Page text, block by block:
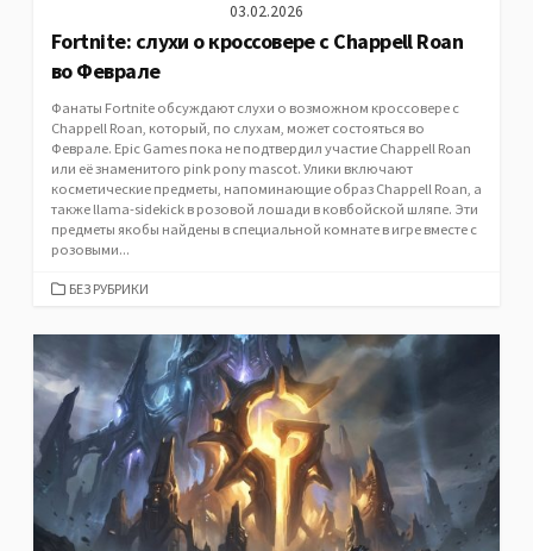
03.02.2026
Fortnite: слухи о кроссовере с Chappell Roan
во Феврале
Фанаты Fortnite обсуждают слухи о возможном кроссовере с
Chappell Roan, который, по слухам, может состояться во
Феврале. Epic Games пока не подтвердил участие Chappell Roan
или её знаменитого pink pony mascot. Улики включают
косметические предметы, напоминающие образ Chappell Roan, а
также llama-sidekick в розовой лошади в ковбойской шляпе. Эти
предметы якобы найдены в специальной комнате в игре вместе с
розовыми...
CATEGORIES
БЕЗ РУБРИКИ